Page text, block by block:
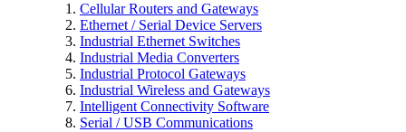
Cellular Routers and Gateways
Ethernet / Serial Device Servers
Industrial Ethernet Switches
Industrial Media Converters
Industrial Protocol Gateways
Industrial Wireless and Gateways
Intelligent Connectivity Software
Serial / USB Communications